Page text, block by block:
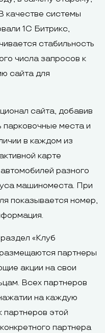
качестве системы
1С Битрикс,
стабильность
числа запросов к
сайта для
сайта, добавив
места и
в каждом из
карте
разного
машиноместа. При
показывается номер,
«Клуб
партнеры
акции на свои
Всех партнеров
на каждую
партнеров этой
партнера